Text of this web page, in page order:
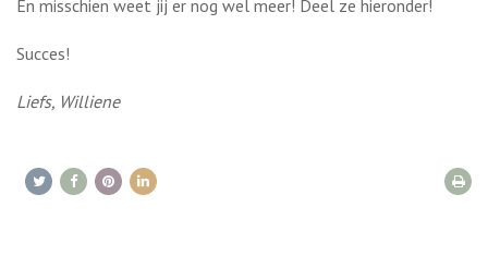
En misschien weet jij er nog wel meer! Deel ze hieronder!
Succes!
Liefs, Williene